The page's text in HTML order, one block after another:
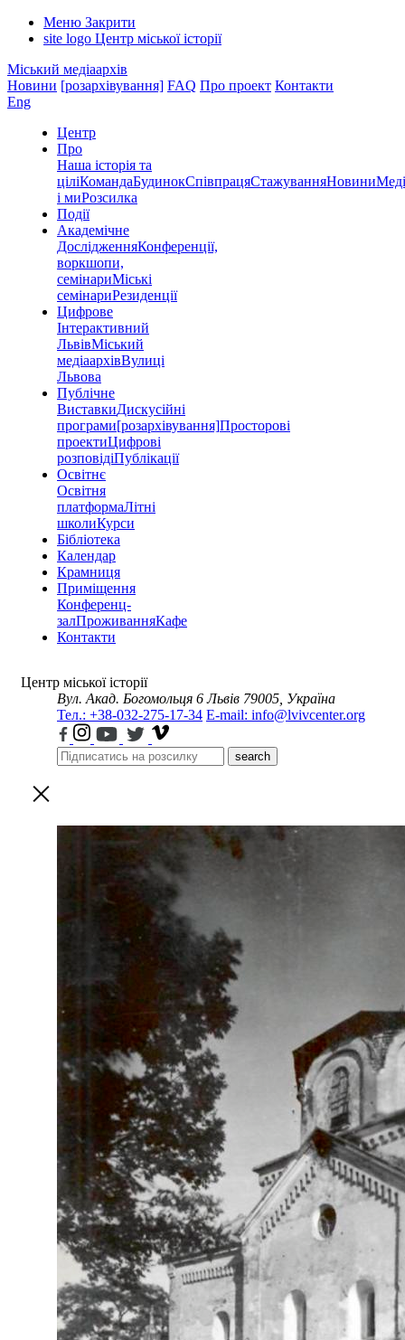
Меню Закрити
site logo Центр міської історії
Міський медіаархів
Новини [розархівування] FAQ Про проект Контакти
Eng
Центр
Про
Наша історія та
ціліКомандаБудинокСпівпрацяСтажуванняНовини
і миРозсилка
Події
Академічне
ДослідженняКонференції,
воркшопи,
семінариМіські
семінариРезиденції
Цифрове
Інтерактивний
ЛьвівМіський
медіаархівВулиці
Львова
Публічне
ВиставкиДискусійні
програми[розархівування]Просторові
проектиЦифрові
розповідіПублікації
Освітнє
Освітня
платформаЛітні
школиКурси
Бібліотека
Календар
Крамниця
Приміщення
Конференц-
залПроживанняКафе
Контакти
Центр міської історії
Вул. Акад. Богомольця 6 Львів 79005, Україна
Тел.: +38-032-275-17-34 E-mail: info@lvivcenter.org
search